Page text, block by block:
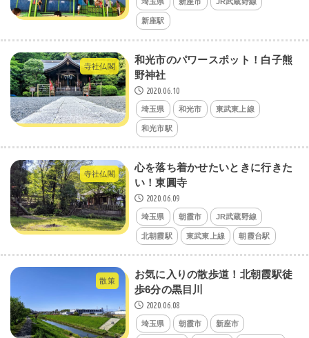
新座駅
寺社仏閣
和光市のパワースポット！白子熊
野神社
2020.06.10
埼玉県 和光市 東武東上線
和光市駅
寺社仏閣
心を落ち着かせたいときに行きた
い！東圓寺
2020.06.09
埼玉県 朝霞市 JR武蔵野線
北朝霞駅 東武東上線 朝霞台駅
散策
お気に入りの散歩道！北朝霞駅徒
歩6分の黒目川
2020.06.08
埼玉県 朝霞市 新座市